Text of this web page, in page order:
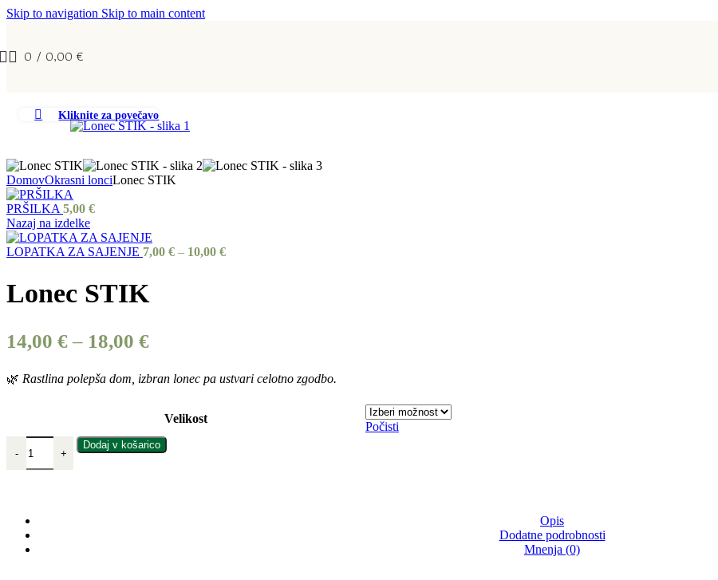
Skip to navigation Skip to main content
0 / 0,00 €
Kliknite za povečavo
DomovOkrasni lonciLonec STIK
PRŠILKA 5,00 €
Nazaj na izdelke
LOPATKA ZA SAJENJE 7,00 € – 10,00 €
Lonec STIK
14,00 € – 18,00 €
🌿 Rastlina polepša dom, izbran lonec pa ustvari celotno zgodbo.
Velikost
Počisti
Dodaj v košarico
Opis
Dodatne podrobnosti
Mnenja (0)